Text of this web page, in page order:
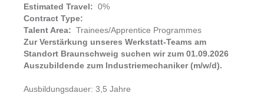
Estimated Travel: 0%
Contract Type:
Talent Area: Trainees/Apprentice Programmes
Zur Verstärkung unseres Werkstatt-Teams am
Standort Braunschweig suchen wir zum 01.09.2026
Auszubildende zum Industriemechaniker (m/w/d).
Ausbildungsdauer: 3,5 Jahre